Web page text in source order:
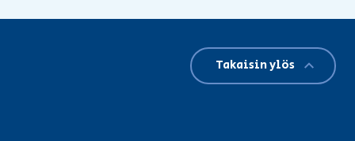
Takaisin ylös